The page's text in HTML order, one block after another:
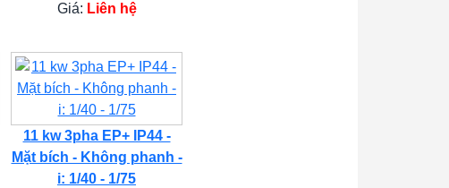
Giá: Liên hệ
11 kw 3pha EP+ IP44 -
Mặt bích - Không phanh -
i: 1/40 - 1/75